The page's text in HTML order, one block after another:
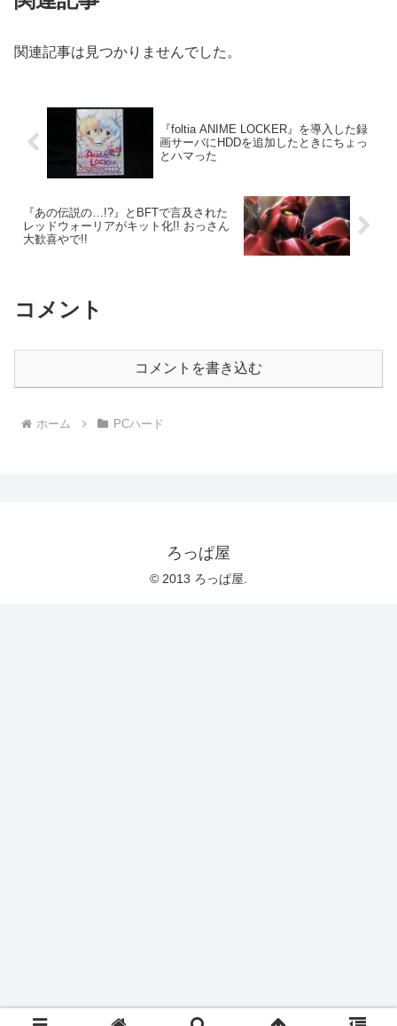
関連記事は見つかりませんでした。
『foltia ANIME LOCKER』を導入した録
画サーバにHDDを追加したときにちょっ
とハマった
『あの伝説の…!?』とBFTで言及された
レッドウォーリアがキット化!! おっさん
大歓喜やで!!
コメント
コメントを書き込む
ホーム PCハード
ろっぱ屋
© 2013 ろっぱ屋.